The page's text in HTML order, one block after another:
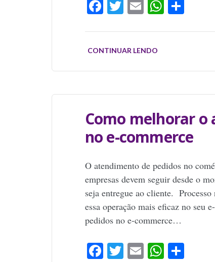
Facebook
Twitter
EmailShare
CONTINUAR LENDO
Como melhorar
no e-commerce
O atendimento de pedidos no
empresas devem seguir desde o
seja entregue ao cliente.
essa operação mais eficaz no seu
pedidos no e-commerce…
Facebook
Twitter
EmailShare